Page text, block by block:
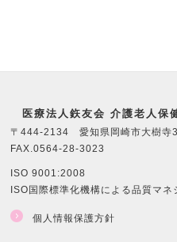
医療法⼈鉃友会 介護老人
〒444-2134 愛知県岡崎市大樹
FAX.0564-28-3023
ISO 9001:2008
ISO国際標準化機構による品質マ
個人情報保護方針